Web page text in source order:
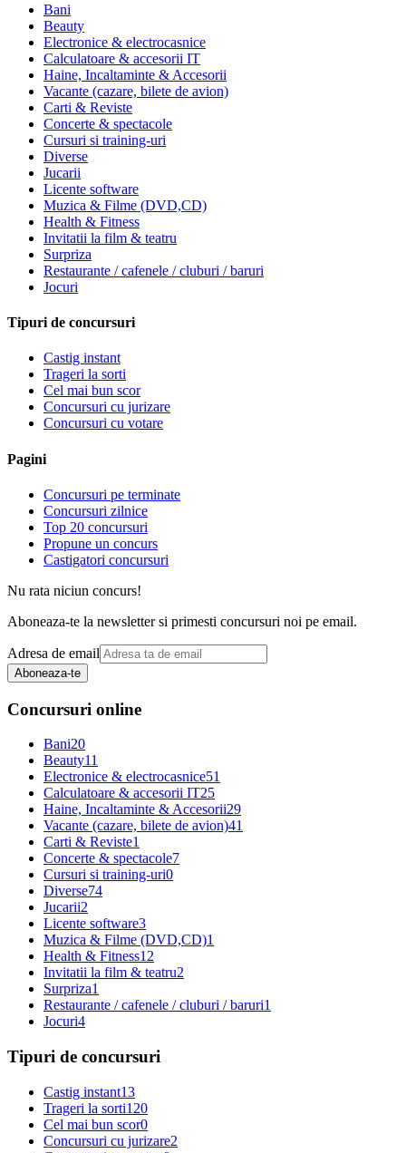
Bani
Beauty
Electronice & electrocasnice
Calculatoare & accesorii IT
Haine, Incaltaminte & Accesorii
Vacante (cazare, bilete de avion)
Carti & Reviste
Concerte & spectacole
Cursuri si training-uri
Diverse
Jucarii
Licente software
Muzica & Filme (DVD,CD)
Health & Fitness
Invitatii la film & teatru
Surpriza
Restaurante / cafenele / cluburi / baruri
Jocuri
Tipuri de concursuri
Castig instant
Trageri la sorti
Cel mai bun scor
Concursuri cu jurizare
Concursuri cu votare
Pagini
Concursuri pe terminate
Concursuri zilnice
Top 20 concursuri
Propune un concurs
Castigatori concursuri
Nu rata niciun concurs!
Aboneaza-te la newsletter si primesti concursuri noi pe email.
Adresa de email
Aboneaza-te
Concursuri online
Bani20
Beauty11
Electronice & electrocasnice51
Calculatoare & accesorii IT25
Haine, Incaltaminte & Accesorii29
Vacante (cazare, bilete de avion)41
Carti & Reviste1
Concerte & spectacole7
Cursuri si training-uri0
Diverse74
Jucarii2
Licente software3
Muzica & Filme (DVD,CD)1
Health & Fitness12
Invitatii la film & teatru2
Surpriza1
Restaurante / cafenele / cluburi / baruri1
Jocuri4
Tipuri de concursuri
Castig instant13
Trageri la sorti120
Cel mai bun scor0
Concursuri cu jurizare2